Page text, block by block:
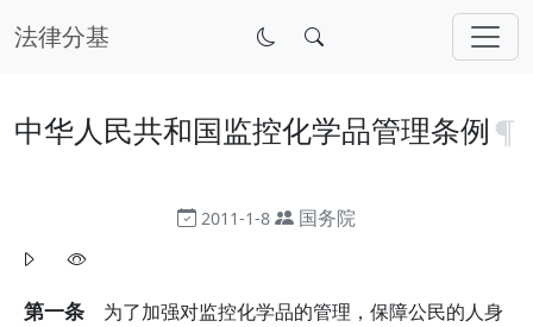
法律分基
中华人民共和国监控化学品管理条例
2011-1-8 国务院
第一条 为了加强对监控化学品的管理，保障公民的人身